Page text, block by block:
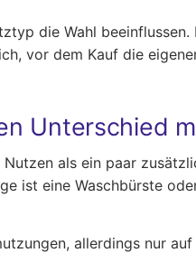
die Wahl
vor dem Kauf die
Unterschied
als ein paar
ist eine Waschbürste
allerdings nur